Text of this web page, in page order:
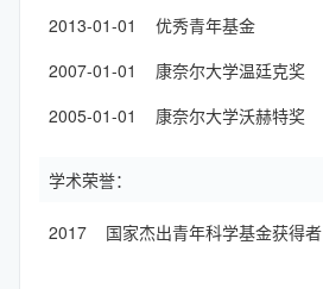
2013-01-01 优秀青年基金
2007-01-01 康奈尔大学温廷克奖
2005-01-01 康奈尔大学沃赫特奖
学术荣誉：
2017 国家杰出青年科学基金获得者